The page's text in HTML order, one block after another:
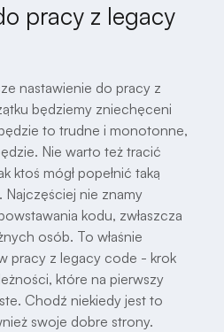
pracy z legacy
nastawienie do pracy z
będziemy zniechęceni
to trudne i monotonne,
Nie warto też tracić
ktoś mógł popełnić taką
Najczęściej nie znamy
kodu, zwłaszcza
osób. To właśnie
pracy z legacy code - krok
które na pierwszy
Chodź niekiedy jest to
swoje dobre strony.